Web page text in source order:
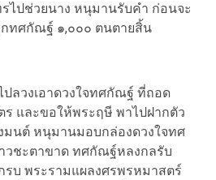
ไปช่วยนาง หนุมานรับคำ ก่อนจะ
ทศกัณฐ์ ๑,๐๐๐ ตนตายสิ้น
ลวงเอาดวงใจทศกัณฐ์ ที่ถอด
ร และขอให้พระฤษี พาไปฝากตัว
นต์ หนุมานมอบกล่องดวงใจทศ
ชะตาขาด ทศกัณฐ์หลงกลรับ
บ พระรามแผลงศรพรหมาสตร์